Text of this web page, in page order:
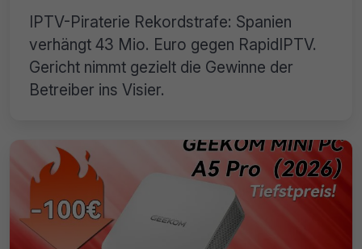
IPTV-Piraterie Rekordstrafe: Spanien
verhängt 43 Mio. Euro gegen RapidIPTV.
Gericht nimmt gezielt die Gewinne der
Betreiber ins Visier.